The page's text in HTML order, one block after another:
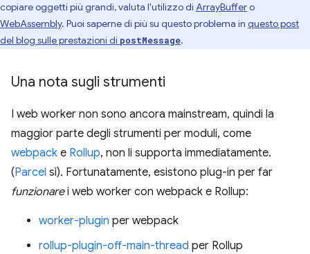
copiare oggetti più grandi, valuta l'utilizzo di ArrayBuffero
WebAssembly. Puoi saperne di più su questo problema in questo post
del blog sulle prestazioni di postMessage.
Una nota sugli strumenti
I web worker non sono ancora mainstream, quindi la
maggior parte degli strumenti per moduli, come
webpack e Rollup, non li supporta immediatamente.
(Parcel sì). Fortunatamente, esistono plug-in per far
funzionarei web worker con webpack e Rollup:
worker-plugin per webpack
rollup-plugin-off-main-thread per Rollup